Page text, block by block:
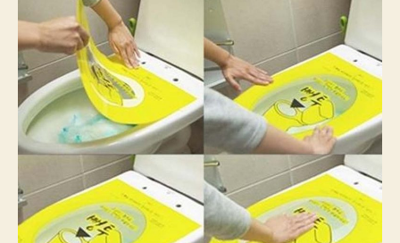
中
環
區
疏
通
下
水
管
道，
廚